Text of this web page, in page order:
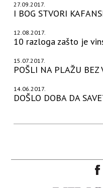
27.09.2017.
I BOG STVORI
12.08.2017.
10 razloga zašto je
15.07.2017.
POŠLI NA PLAŽU BEZ
14.06.2017.
DOŠLO DOBA DA